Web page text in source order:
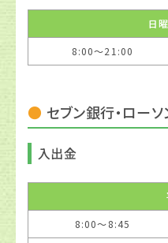
日
8:00〜21:00
セブン銀行・ロー
入出金
8:00〜8:45